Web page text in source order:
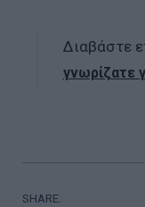
Διαβάστε
γνωρίζατε
SHARE.